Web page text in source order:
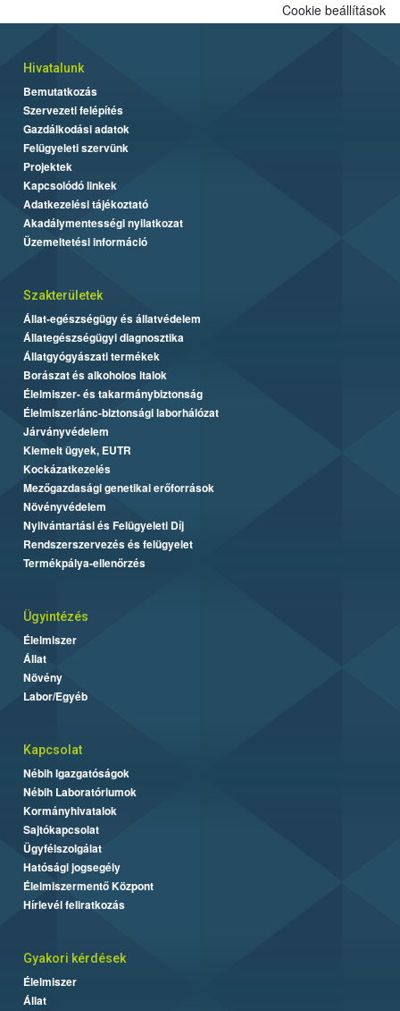
Cookie beállítások
Hivatalunk
Bemutatkozás
Szervezeti felépítés
Gazdálkodási adatok
Felügyeleti szervünk
Projektek
Kapcsolódó linkek
Adatkezelési tájékoztató
Akadálymentességi nyilatkozat
Üzemeltetési információ
Szakterületek
Állat-egészségügy és állatvédelem
Állategészségügyi diagnosztika
Állatgyógyászati termékek
Borászat és alkoholos italok
Élelmiszer- és takarmánybiztonság
Élelmiszerlánc-biztonsági laborhálózat
Járványvédelem
Kiemelt ügyek, EUTR
Kockázatkezelés
Mezőgazdasági genetikai erőforrások
Növényvédelem
Nyilvántartási és Felügyeleti Díj
Rendszerszervezés és felügyelet
Termékpálya-ellenőrzés
Ügyintézés
Élelmiszer
Állat
Növény
Labor/Egyéb
Kapcsolat
Nébih Igazgatóságok
Nébih Laboratóriumok
Kormányhivatalok
Sajtókapcsolat
Ügyfélszolgálat
Hatósági jogsegély
Élelmiszermentő Központ
Hírlevél feliratkozás
Gyakori kérdések
Élelmiszer
Állat